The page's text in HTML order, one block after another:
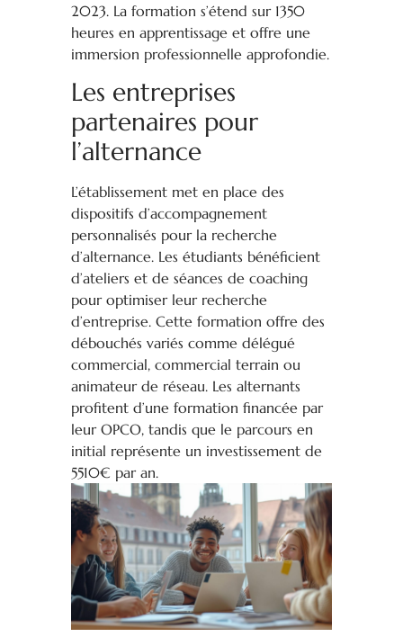
2023. La formation s’étend sur 1350
heures en apprentissage et offre une
immersion professionnelle approfondie.
Les entreprises
partenaires pour
l’alternance
L’établissement met en place des
dispositifs d’accompagnement
personnalisés pour la recherche
d’alternance. Les étudiants bénéficient
d’ateliers et de séances de coaching
pour optimiser leur recherche
d’entreprise. Cette formation offre des
débouchés variés comme délégué
commercial, commercial terrain ou
animateur de réseau. Les alternants
profitent d’une formation financée par
leur OPCO, tandis que le parcours en
initial représente un investissement de
5510€ par an.